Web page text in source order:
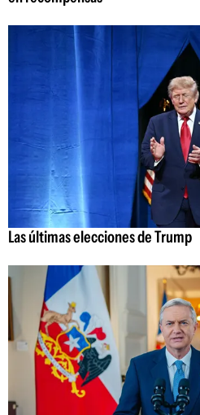
Las últimas elecciones de Trump